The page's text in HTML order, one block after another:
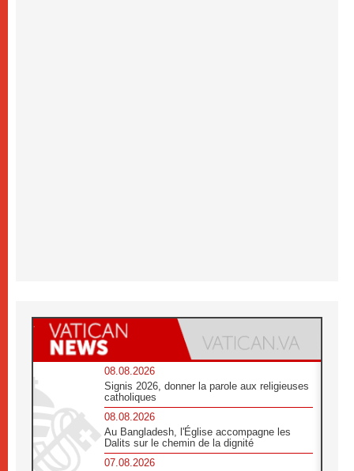
08.08.2026
Signis 2026, donner la parole aux religieuses
catholiques
08.08.2026
Au Bangladesh, l'Église accompagne les
Dalits sur le chemin de la dignité
07.08.2026